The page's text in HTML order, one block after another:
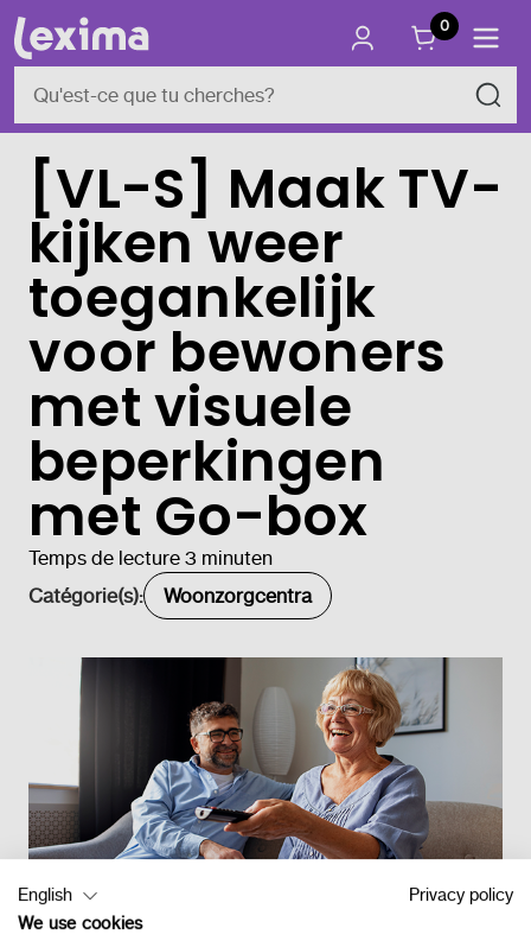
0
[VL-S] Maak TV-
kijken weer
toegankelijk
voor bewoners
met visuele
beperkingen
met Go-box
Temps de lecture 3 minuten
Catégorie(s):
Woonzorgcentra
English
Privacy policy
We use cookies